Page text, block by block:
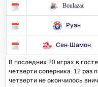
Boulazac
Руан
Сен-Шамон
В последних 20 играх в
четверти соперника. 12 раз
четверти не окончилось